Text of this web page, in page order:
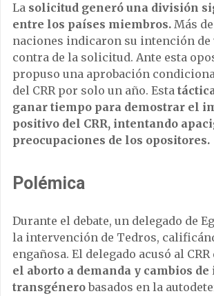
La solicitud generó una división
entre los países miembros. Más
naciones indicaron su intención de
contra de la solicitud. Ante esta
propuso una aprobación
del CRR por solo un año. Esta
ganar tiempo para demostrar el
positivo del CRR, intentando
preocupaciones de los opositores.
Polémica
Durante el debate, un delegado de
la intervención de Tedros,
engañosa. El delegado acusó al CRR
el aborto a demanda y cambios
transgénerobasados en la